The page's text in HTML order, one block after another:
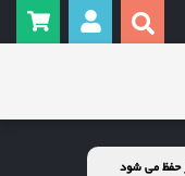
حفظ می شود